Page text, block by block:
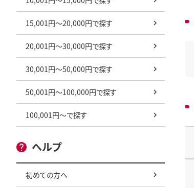
15,001円～20,000円で探す
20,001円～30,000円で探す
30,001円～50,000円で探す
50,001円～100,000円で探す
100,001円～で探す
ヘルプ
初めての方へ